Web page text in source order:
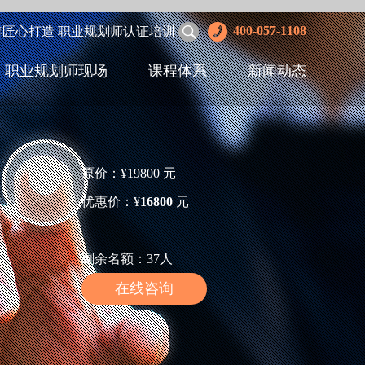
职业规划师现场 课程体系 新闻动态
匠心打造 职业规划师认证培训 400-057-1108
原价：¥19800元
优惠价：¥16800元
剩余名额：37人
在线咨询